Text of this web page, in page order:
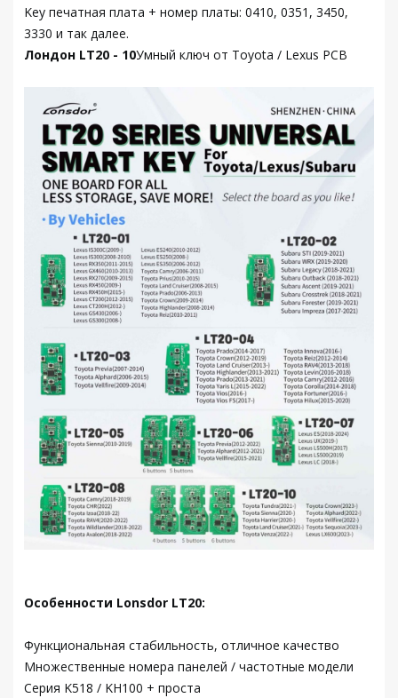
Key печатная плата + номер платы: 0410, 0351, 3450,
3330 и так далее.
Лондон LT20 - 10Умный ключ от Toyota / Lexus PCB
Особенности Lonsdor LT20:
Функциональная стабильность, отличное качество
Множественные номера панелей / частотные модели
Серия K518 / KH100 + проста